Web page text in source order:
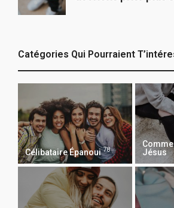
Catégories Qui Pourraient
Célibataire Épanoui 78
Jésus